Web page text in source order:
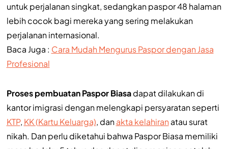
untuk perjalanan singkat, sedangkan paspor 48 halaman
lebih cocok bagi mereka yang sering melakukan
perjalanan internasional.
Baca Juga : Cara Mudah Mengurus Paspor dengan Jasa
Profesional
Proses pembuatan Paspor Biasadapat dilakukan di
kantor imigrasi dengan melengkapi persyaratan seperti
KTP, KK (Kartu Keluarga), danakta kelahiran atau surat
nikah. Dan perlu diketahui bahwa Paspor Biasa memiliki